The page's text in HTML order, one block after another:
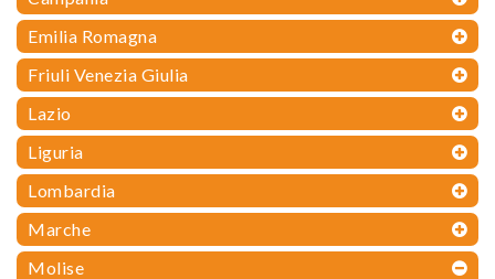
Emilia Romagna
Friuli Venezia Giulia
Lazio
Liguria
Lombardia
Marche
Molise